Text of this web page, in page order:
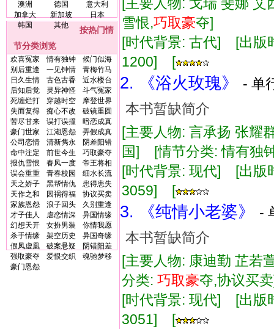
澳洲
德国
意大利
加拿大
新加坡
日本
韩国
其他
按热门情
节分类浏览
欢喜冤家 情有独钟
候门似海
别后重逢
一见钟情
青梅竹马
日久生情
古色古香
近水楼台
后知后觉
灵异神怪
斗气冤家
死缠烂打
穿越时空
摩登世界
失而复得
痴心不改
破镜重圆
苦尽甘来
误打误撞
暗恋成真
豪门世家
江湖恩怨
弄假成真
公司恋情
清新隽永
阴差阳错
命中注定
前世今生
巧取豪夺
报仇雪恨
春风一度
帝王将相
误会重重
青春校园
细水长流
天之娇子
黑帮情仇
患得患失
天作之和
因祸得福
协议买卖
家族恩怨
浪子回头
久别重逢
才子佳人
虐恋情深
异国情缘
幻想天开
女扮男装
你情我愿
杀手情缘
架空历史
异国奇缘
假凤虚凰
破案悬疑
阴错阳差
强取豪夺
爱恨交织
魂驰梦移
豪门恩怨
雪恨,巧取豪夺]
[时代背景: 古代] [出
1200] [
2. 《浴火玫瑰》
- 单
本书暂缺简介
[主要人物: 言承扬 张耀
国] [情节分类: 情有独
[时代背景: 现代] [出
3059] [
3. 《纯情小老婆》
-
本书暂缺简介
[主要人物: 康迪勤 芷
分类: 巧取豪夺,协议买
[时代背景: 现代] [出
3051] [